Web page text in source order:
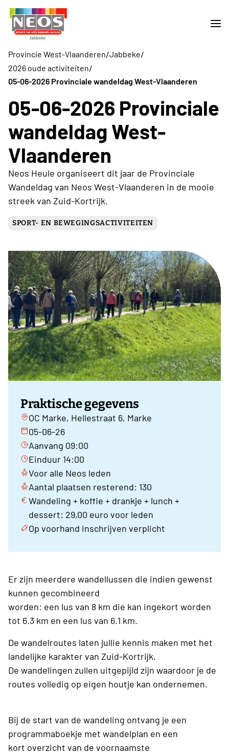
Provincie West-Vlaanderen/Jabbeke/
2026 oude activiteiten/
05-06-2026 Provinciale wandeldag West-Vlaanderen
05-06-2026 Provinciale
wandeldag West-
Vlaanderen
Neos Heule organiseert dit jaar de Provinciale
Wandeldag van Neos West-Vlaanderen in de mooie
streek van Zuid-Kortrijk.
SPORT- EN BEWEGINGSACTIVITEITEN
Praktische gegevens
OC Marke, Hellestraat 6, Marke
05-06-26
Aanvang 09:00
Einduur 14:00
Voor alle Neos leden
Aantal plaatsen resterend: 130
Wandeling + koffie + drankje + lunch +
dessert: 29,00 euro voor leden
Op voorhand inschrijven verplicht
Er zijn meerdere wandellussen die indien gewenst
kunnen gecombineerd
worden: een lus van 8 km die kan ingekort worden
tot 6.3 km en een lus van 6.1 km.
De wandelroutes laten jullie kennis maken met het
landelijke karakter van Zuid-Kortrijk.
De wandelingen zullen uitgepijld zijn waardoor je de
routes volledig op eigen houtje kan ondernemen.
Bij de start van de wandeling ontvang je een
programmaboekje met wandelplan en een
kort overzicht van de voornaamste